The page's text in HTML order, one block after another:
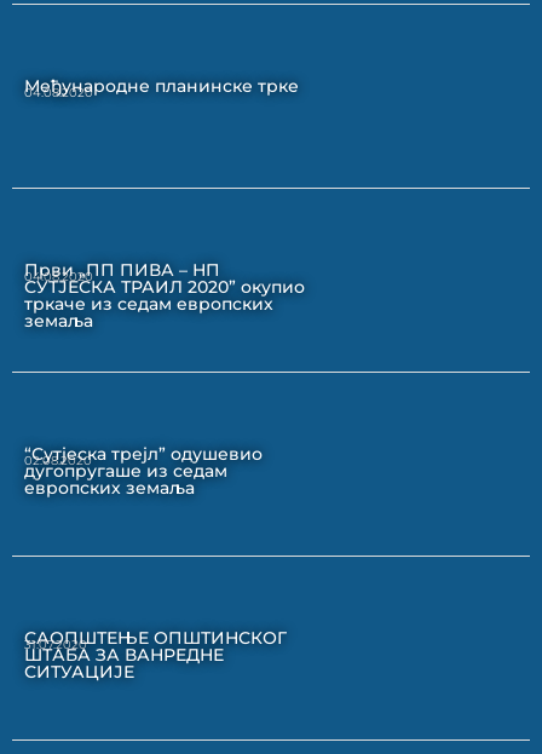
04.08.2020
Међународне планинске трке
04.08.2020
Први „ПП ПИВА – НП
СУТЈЕСКА ТРАИЛ 2020” окупио
тркаче из седам европских
земаља
02.08.2020
“Сутјеска трејл” одушевио
дугопругаше из седам
европских земаља
31.07.2020
САОПШТЕЊЕ ОПШТИНСКОГ
ШТАБА ЗА ВАНРЕДНЕ
СИТУАЦИЈЕ